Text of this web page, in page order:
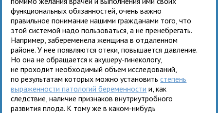
функциональных обязанностей, очень важно
правильное понимание нашими гражданами того, что
этой системой надо пользоваться, а не пренебрегать.
Например, забеременела женщина в отдаленном
районе. У нее появляются отеки, повышается давление.
Но она не обращается к акушеру-гинекологу,
не проходит необходимый объем исследований,
по результатам которых можно установитьстепень
выраженности патологий беременности и, как
следствие, наличие признаков внутриутробного
развития плода. К тому же в каком-нибудь